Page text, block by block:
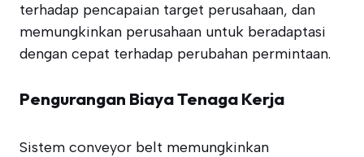
terhadap pencapaian target perusahaan, dan
memungkinkan perusahaan untuk beradaptasi
dengan cepat terhadap perubahan permintaan.
Pengurangan Biaya Tenaga Kerja
Sistem conveyor belt memungkinkan